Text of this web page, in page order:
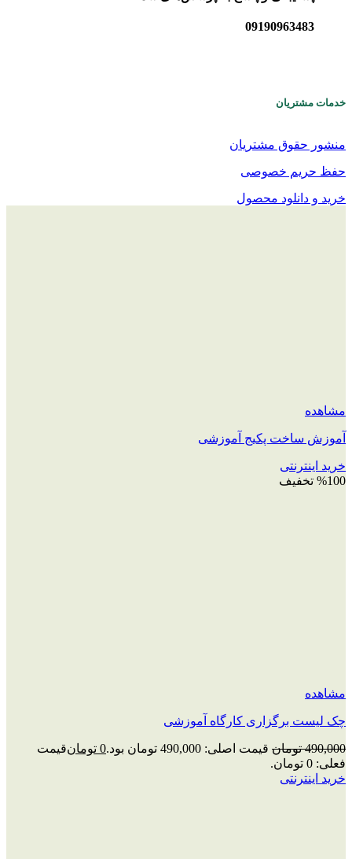
09190963483
خدمات مشتریان
منشور حقوق مشتریان
حفظ حریم خصوصی
خرید و دانلود محصول
مشاهده
آموزش ساخت پکیج آموزشی
خرید اینترنتی
%100 تخفیف
مشاهده
چک‌ لیست برگزاری کارگاه آموزشی
490,000 تومان قیمت اصلی: 490,000 تومان بود. 0 تومانقیمت
فعلی: 0 تومان.
خرید اینترنتی